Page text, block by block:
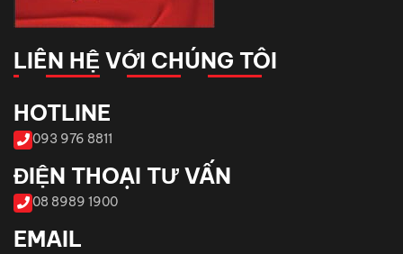
LIÊN HỆ VỚI CHÚNG TÔI
HOTLINE
093 976 8811
ĐIỆN THOẠI TƯ VẤN
08 8989 1900
EMAIL